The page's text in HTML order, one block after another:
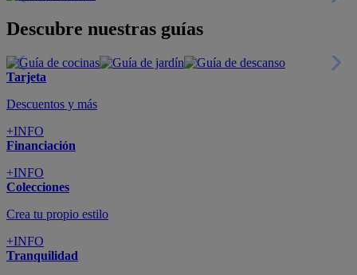
Descubre nuestras guías
Tarjeta
Descuentos y más
+INFO
Financiación
+INFO
Colecciones
Crea tu propio estilo
+INFO
Tranquilidad